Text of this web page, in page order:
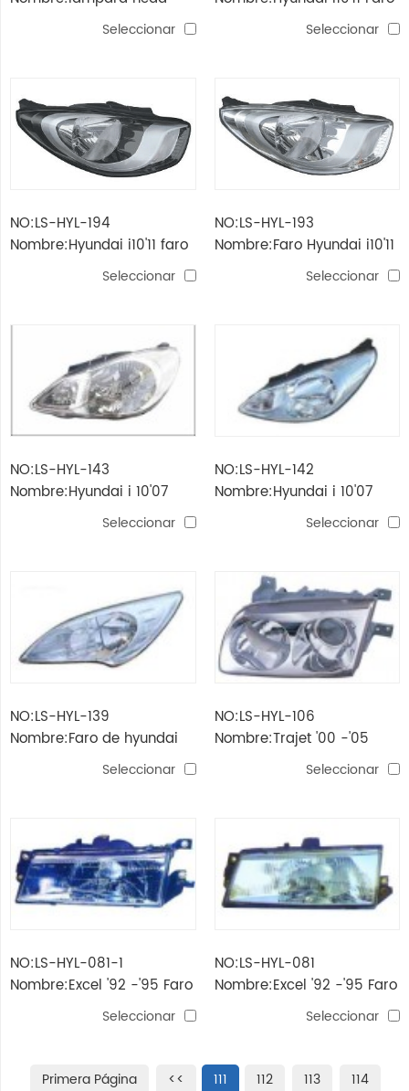
Seleccionar Seleccionar
NO:LS-HYL-194
Nombre:Hyundai i10'11 faro
Seleccionar
NO:LS-HYL-193
Nombre:Faro Hyundai i10'11
Seleccionar
NO:LS-HYL-143
Nombre:Hyundai i 10'07
Faro (eléctrica)Seleccionar
NO:LS-HYL-142
Nombre:Hyundai i 10'07
Seleccionar
NO:LS-HYL-139
Nombre:Faro de hyundai
Seleccionar
NO:LS-HYL-106
Nombre:Trajet '00 -'05
Seleccionar
NO:LS-HYL-081-1
Nombre:Excel '92 -'95 Faro
Seleccionar
NO:LS-HYL-081
Nombre:Excel '92 -'95 Faro
Seleccionar
Primera Página << 111 112 113
114